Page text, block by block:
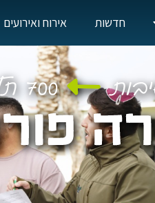
חדשות אירוח ואירועים